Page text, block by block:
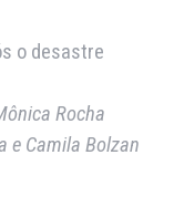
o desastre
Rocha
e Camila Bolzan